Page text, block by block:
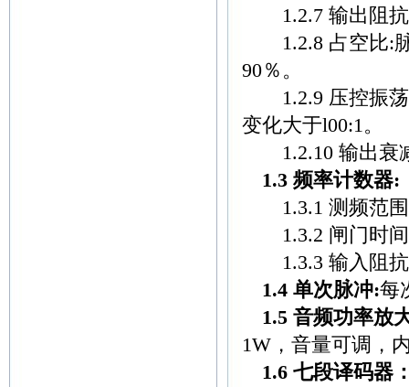
1.2.7 输出阻抗
1.2.8 占空比:脉
90％。
1.2.9 压控振荡
变化大于l00:1。
1.2.10 输出衰
1.3 频率计数器:
1.3.1 测频范围
1.3.2 闸门时间
1.3.3 输入阻抗
1.4 单次脉冲:每
1.5 音频功率放
1W，音量可调，
1.6 七段译码器